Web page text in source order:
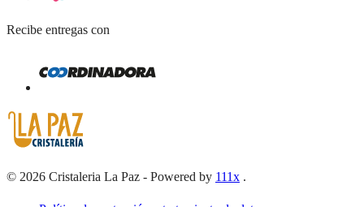
Recibe entregas con
© 2026 Cristaleria La Paz - Powered by 111x .